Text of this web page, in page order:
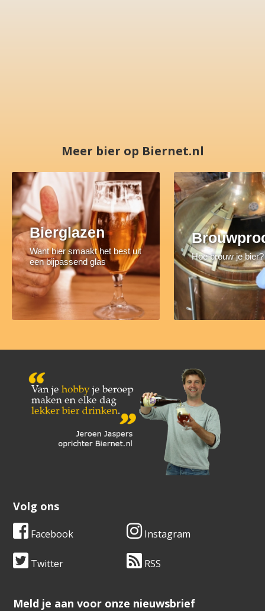
Meer bier op Biernet.nl
Bierglazen
Want bier smaakt het best uit
een bijpassend glas
Hoe brouw je bier?
Volg ons
Facebook Instagram
Twitter RSS
​​​​​​​Meld je aan voor onze nieuwsbrief